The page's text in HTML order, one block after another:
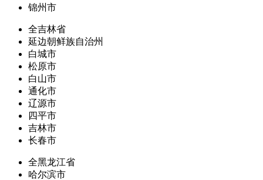
锦州市
全吉林省
延边朝鲜族自治州
白城市
松原市
白山市
通化市
辽源市
四平市
吉林市
长春市
全黑龙江省
哈尔滨市